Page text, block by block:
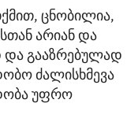
ცნობილია,
არიან და
გააზრებულად
ძალისხმევა
უფრო